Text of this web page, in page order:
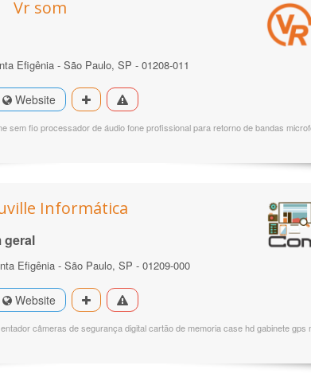
Vr som
Efigênia - São Paulo, SP - 01208-011
Website
sem fio processador de áudio fone profissional para retorno de bandas
Informática
geral
Efigênia - São Paulo, SP - 01209-000
Website
câmeras de segurança digital cartão de memoria case hd gabinete gps